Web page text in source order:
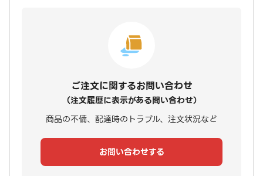
ご注文に関するお問い合わせ
（注文履歴に表示がある問い合わせ）
商品の不備、配達時のトラブル、注文状況など
お問い合わせする